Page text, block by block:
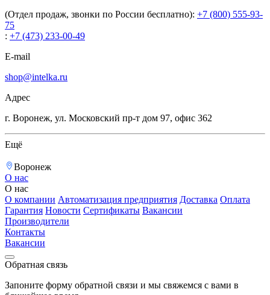
(Отдел продаж, звонки по России бесплатно): +7 (800) 555-93-
75
: +7 (473) 233-00-49
E-mail
shop@intelka.ru
Адрес
г. Воронеж, ул. Московский пр-т дом 97, офис 362
Ещё
Воронеж
О нас
О нас
О компании Автоматизация предприятия Доставка Оплата
Гарантия Новости Сертификаты Вакансии
Производители
Контакты
Вакансии
Обратная связь
Запоните форму обратной связи и мы свяжемся с вами в